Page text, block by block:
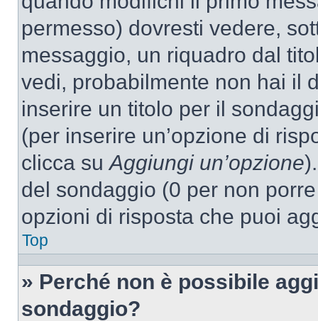
permesso) dovresti vedere,
messaggio, un riquadro dal
vedi, probabilmente non hai il
inserire un titolo per il
(per inserire un’opzione di
clicca suAggiungi un’opzione
del sondaggio (0 per non
opzioni di risposta che puoi
Top
» Perché non è possibile
sondaggio?